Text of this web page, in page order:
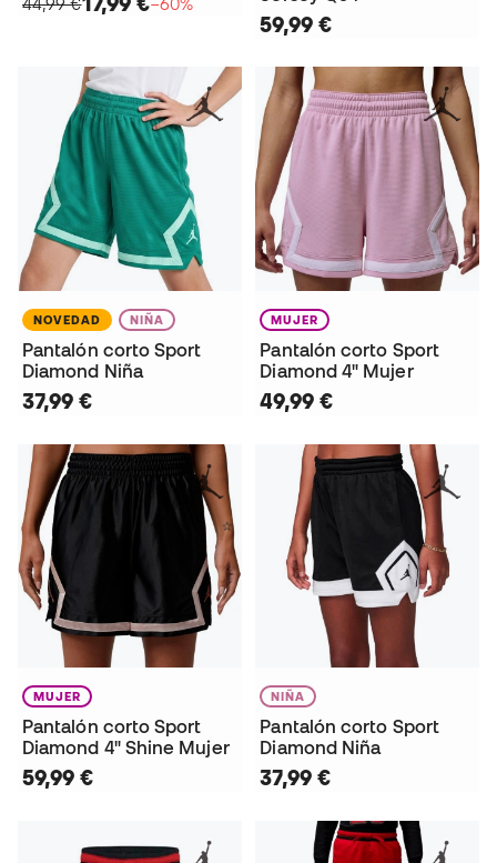
59,99 €
NOVEDAD NIÑA
Pantalón corto Sport
Diamond Niña
37,99 €
MUJER
Pantalón corto Sport
Diamond 4" Mujer
49,99 €
MUJER
Pantalón corto Sport
Diamond 4" Shine Mujer
59,99 €
NIÑA
Pantalón corto Sport
Diamond Niña
37,99 €